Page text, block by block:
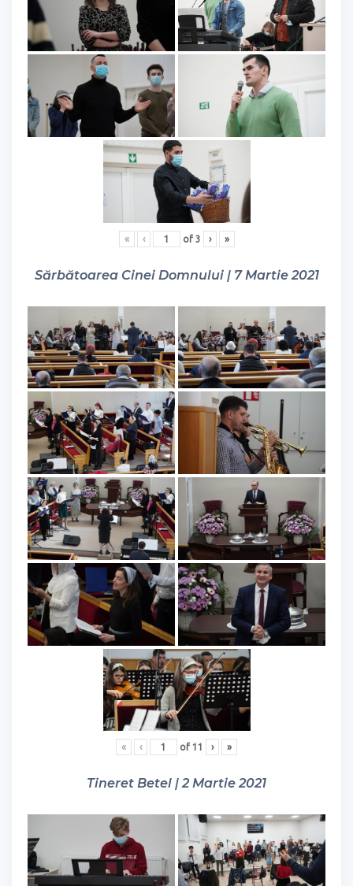
« ‹ of 3 › »
Sărbătoarea Cinei Domnului | 7 Martie 2021
« ‹ of 11 › »
Tineret Betel | 2 Martie 2021